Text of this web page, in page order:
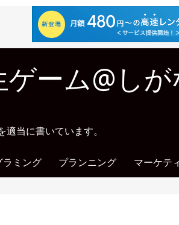
ゲーム@し
当に書いています。
ラミング プランニング マーケテ